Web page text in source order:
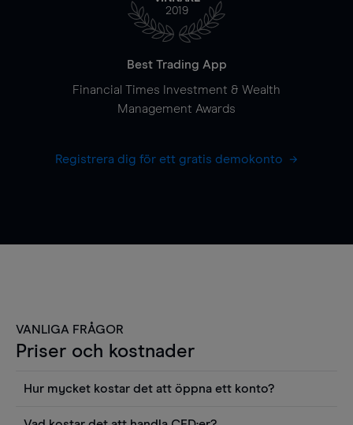
2019
Best Trading App
Financial Times Investment & Wealth
Management Awards
Registrera dig för ett gratis demokonto
VANLIGA FRÅGOR
Priser och kostnader
Hur mycket kostar det att öppna ett konto?